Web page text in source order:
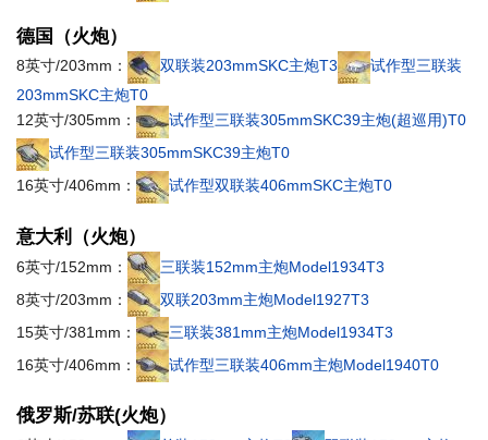
德国（火炮）
8英寸/203mm： 双联装203mmSKC主炮T3
试作型三联装
203mmSKC主炮T0
12英寸/305mm：
试作型三联装305mmSKC39主炮(超巡用)T0
试作型三联装305mmSKC39主炮T0
16英寸/406mm：
试作型双联装406mmSKC主炮T0
意大利（火炮）
6英寸/152mm：
三联装152mm主炮Model1934T3
8英寸/203mm：
双联203mm主炮Model1927T3
15英寸/381mm：
三联装381mm主炮Model1934T3
16英寸/406mm：
试作型三联装406mm主炮Model1940T0
俄罗斯/苏联(火炮）